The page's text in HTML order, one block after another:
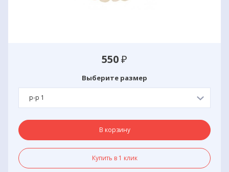
550₽
Выберите размер
р-р 1
В корзину
Купить в 1 клик